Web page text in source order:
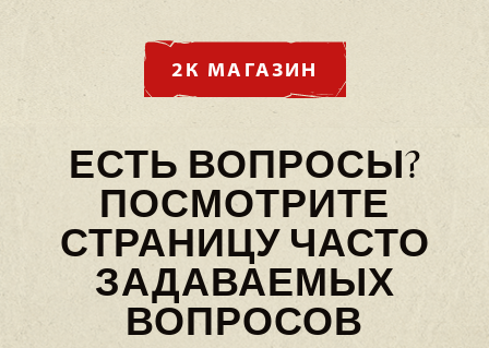
2К МАГАЗИН
ЕСТЬ ВОПРОСЫ?
ПОСМОТРИТЕ
СТРАНИЦУ ЧАСТО
ЗАДАВАЕМЫХ
ВОПРОСОВ